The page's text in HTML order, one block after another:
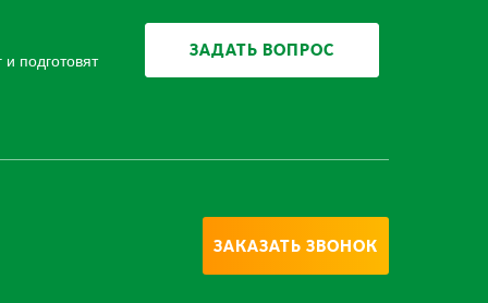
подготовят
ЗАДАТЬ ВОПРОС
ЗАКАЗАТЬ ЗВОНОК